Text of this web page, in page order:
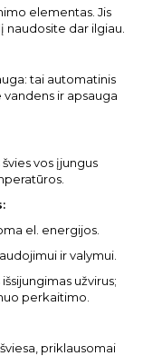
elementas. Jis
naudosite dar ilgiau.
tai automatinis
vandens ir apsauga
vos įjungus
el. energijos.
ir valymui.
užvirus;
perkaitimo.
priklausomai